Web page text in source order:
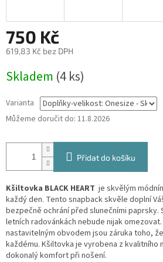
750 Kč
619,83 Kč bez DPH
cena:
Skladem (4 ks)
Varianta
Můžeme doručit do: 11.8.2026
Přidat do košíku
Kšiltovka BLACK HEART je skvělým
každý den. Tento snapback skvěle doplní
bezpečně ochrání před slunečními paprsky.
letních radovánkách nebude nijak
nastavitelným obvodem jsou záruka toho,
každému. Kšiltovka je vyrobena z kvalitního
dokonalý komfort při nošení.